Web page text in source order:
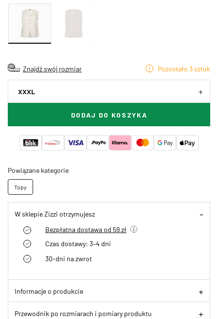
Znajdź swój rozmiar Pozostało 3 sztuk
XXXL
DODAJ DO KOSZYKA
Powiązane kategorie
Topy
W sklepie Zizzi otrzymujesz
Bezpłatna dostawa od 59 zł
Czas dostawy: 3–4 dni
30-dni na zwrot
Informacje o produkcie
Przewodnik po rozmiarach i pomiary produktu